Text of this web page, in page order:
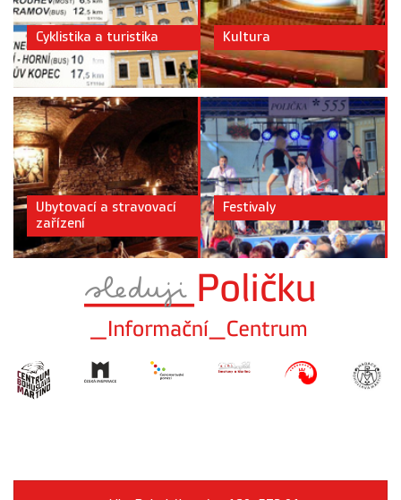
Cyklistika a turistika Kultura
Ubytovací a stravovací
zařízení
Festivaly